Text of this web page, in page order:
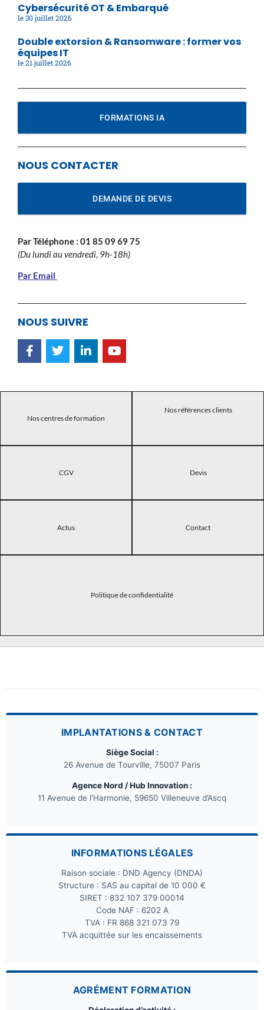
Cybersécurité OT & Embarqué
30 juillet 2026
Double extorsion & Ransomware : former vos
équipes IT
21 juillet 2026
FORMATIONS IA
NOUS CONTACTER
DEMANDE DE DEVIS
Par Téléphone : 01 85 09 69 75
(Du lundi au vendredi, 9h-18h)
Par Email
NOUS SUIVRE
Nos centres de formation
Nos références clients
CGV Devis
Actus Contact
Politique de confidentialité
IMPLANTATIONS & CONTACT
Siège Social :
26 Avenue de Tourville, 75007 Paris
Agence Nord / Hub Innovation :
11 Avenue de l’Harmonie, 59650 Villeneuve d’Ascq
INFORMATIONS LÉGALES
Raison sociale : DND Agency (DNDA)
Structure : SAS au capital de 10 000 €
SIRET : 832 107 379 00014
Code NAF : 6202 A
TVA : FR 868 321 073 79
TVA acquittée sur les encaissements
AGRÉMENT FORMATION